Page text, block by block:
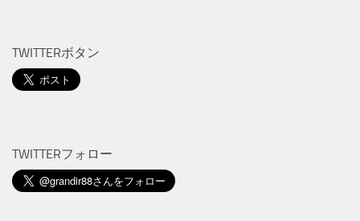
TWITTERボタン
TWITTERフォロー